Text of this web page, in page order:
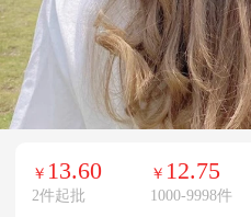
￥ 13.60
2件起批
￥ 12.75
1000-9998件